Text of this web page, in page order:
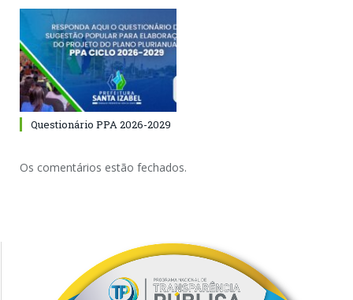
Questionário PPA 2026-2029
Os comentários estão fechados.